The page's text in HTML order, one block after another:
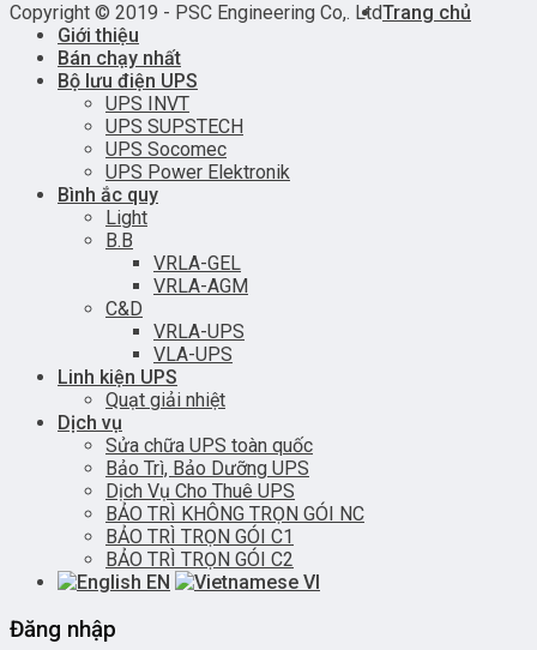
Copyright © 2019 - PSC Engineering Co,. LtdTrang chủ
Giới thiệu
Bán chạy nhất
Bộ lưu điện UPS
UPS INVT
UPS SUPSTECH
UPS Socomec
UPS Power Elektronik
Bình ắc quy
Light
B.B
VRLA-GEL
VRLA-AGM
C&D
VRLA-UPS
VLA-UPS
Linh kiện UPS
Quạt giải nhiệt
Dịch vụ
Sửa chữa UPS toàn quốc
Bảo Trì, Bảo Dưỡng UPS
Dịch Vụ Cho Thuê UPS
BẢO TRÌ KHÔNG TRỌN GÓI NC
BẢO TRÌ TRỌN GÓI C1
BẢO TRÌ TRỌN GÓI C2
EN
VI
Đăng nhập